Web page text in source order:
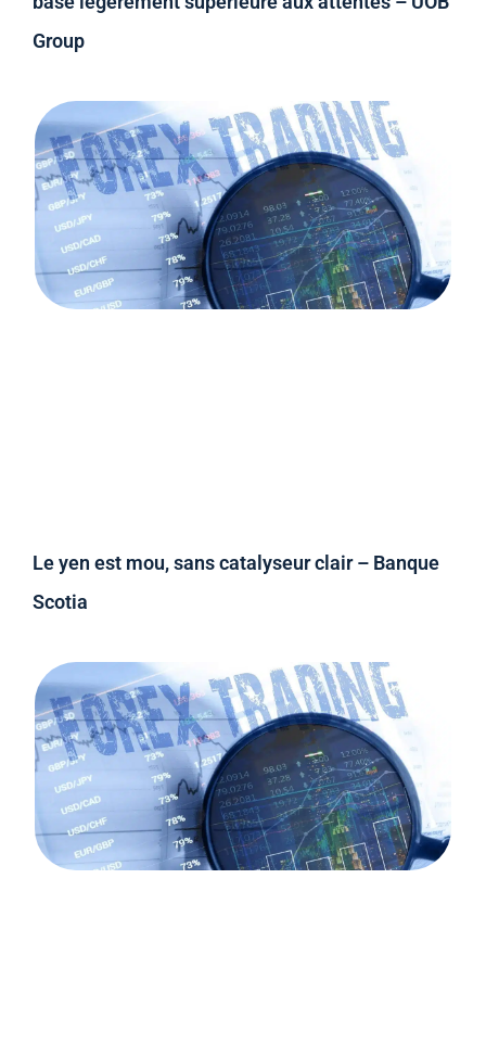
Group
Le yen est mou, sans catalyseur clair – Banque
Scotia